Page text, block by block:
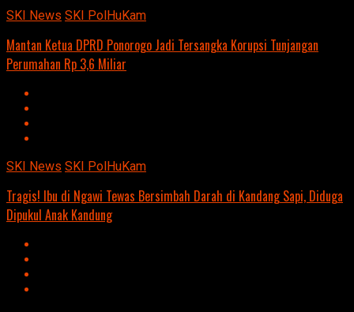
SKI News SKI PolHuKam
Mantan Ketua DPRD Ponorogo Jadi Tersangka Korupsi Tunjangan
Perumahan Rp 3,6 Miliar
SKI News SKI PolHuKam
Tragis! Ibu di Ngawi Tewas Bersimbah Darah di Kandang Sapi, Diduga
Dipukul Anak Kandung